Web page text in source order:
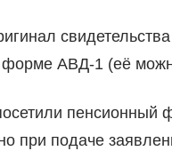
форме АВД-1 (её
пенсионный
при подаче